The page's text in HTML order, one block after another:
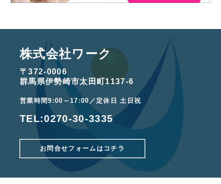
株式会社ワーク
〒372-0006
群馬県伊勢崎市太田町1137-6
営業時間9:00～17:00／定休日 土日祝
TEL:0270-30-3335
お問合せフォームはコチラ